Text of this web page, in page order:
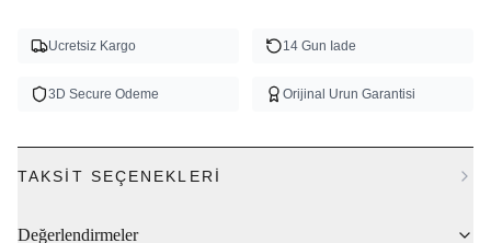
Ucretsiz Kargo 14 Gun Iade
3D Secure Odeme Orijinal Urun Garantisi
TAKSIT SEÇENEKLERI
Değerlendirmeler